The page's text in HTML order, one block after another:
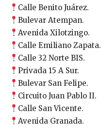
Calle Benito Juárez.
Bulevar Atempan.
Avenida Xilotzingo.
Calle Emiliano Zapata.
Calle 32 Norte BIS.
Privada 15 A Sur.
Bulevar San Felipe.
Circuito Juan Pablo II.
Calle San Vicente.
Avenida Granada.